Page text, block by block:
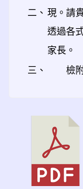
二、 現。請
透過各
家長。
三、
檢